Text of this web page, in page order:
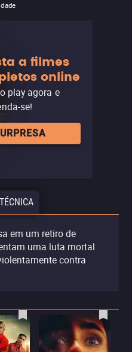
a filmes
online
play agora e
se!
em um retiro de
uma luta mortal
contra